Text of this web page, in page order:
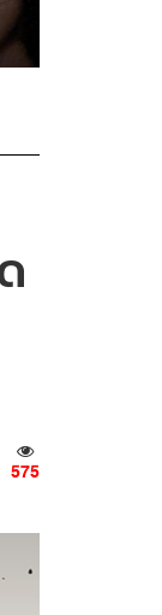
575